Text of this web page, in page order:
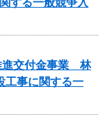
進交付金事業 林
工事に関する一